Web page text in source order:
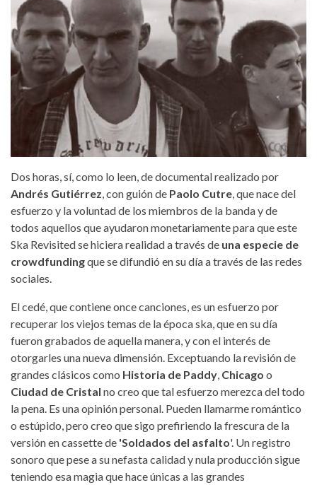
Dos horas, sí, como lo leen, de documental realizado por
Andrés Gutiérrez, con guión de Paolo Cutre, que nace del
esfuerzo y la voluntad de los miembros de la banda y de
todos aquellos que ayudaron monetariamente para que este
Ska Revisited se hiciera realidad a través de una especie de
crowdfundingque se difundió en su día a través de las redes
sociales.
El cedé, que contiene once canciones, es un esfuerzo por
recuperar los viejos temas de la época ska, que en su día
fueron grabados de aquella manera, y con el interés de
otorgarles una nueva dimensión. Exceptuando la revisión de
grandes clásicos como Historia de Paddy, Chicago o
Ciudad de Cristal no creo que tal esfuerzo merezca del todo
la pena. Es una opinión personal. Pueden llamarme romántico
o estúpido, pero creo que sigo prefiriendo la frescura de la
versión en cassette de 'Soldados del asfalto'. Un registro
sonoro que pese a su nefasta calidad y nula producción sigue
teniendo esa magia que hace únicas a las grandes